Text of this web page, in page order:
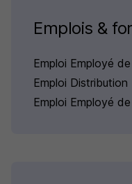
Emplois &
Emploi Employé
Emploi Distribution
Emploi Employé